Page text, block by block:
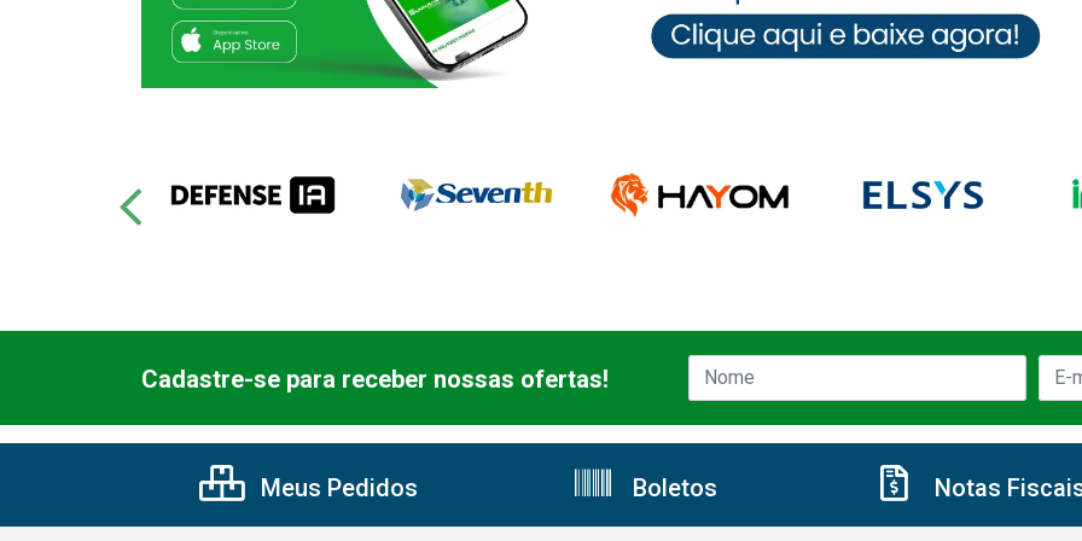
Cadastre-se para receber nossas ofertas!
Meus Pedidos Boletos Notas